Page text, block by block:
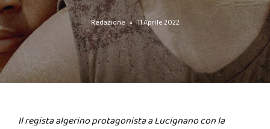
Redazione 11 Aprile 2022
Il regista algerino protagonista a Lucignano con la